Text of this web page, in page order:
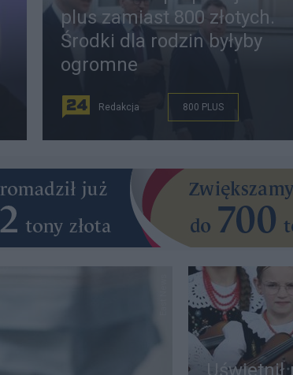
plus zamiast 800 złotych.
Środki dla rodzin byłyby
ogromne
Redakcja 800 PLUS